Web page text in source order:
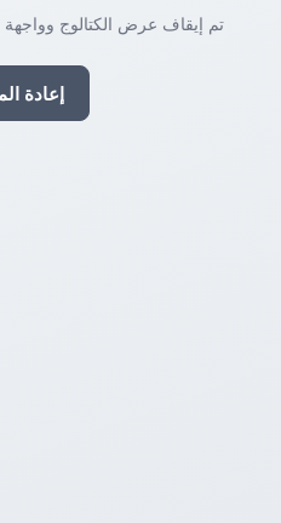
تم إيقاف عرض الكتالوج
إعادة